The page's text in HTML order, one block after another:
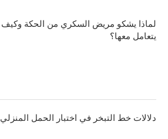
لماذا يشكو مريض السكري من الحكة وكيف
يتعامل معها؟
دلالات خط التبخر في اختبار الحمل المنزلي